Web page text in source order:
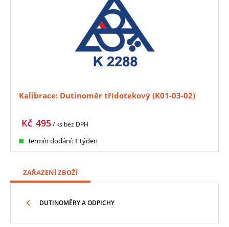
Kalibrace: Dutinoměr třídotekový (K01-03-02)
495
Kč / ks bez DPH
Termín dodání: 1 týden
ZAŘAZENÍ ZBOŽÍ
DUTINOMĚRY A ODPICHY